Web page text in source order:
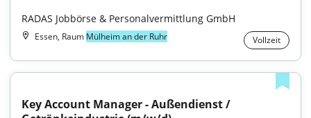
RADAS Jobbörse & Personalvermittlung GmbH
Essen, Raum Mülheim an der Ruhr Vollzeit
Key Account Manager - Außendienst /